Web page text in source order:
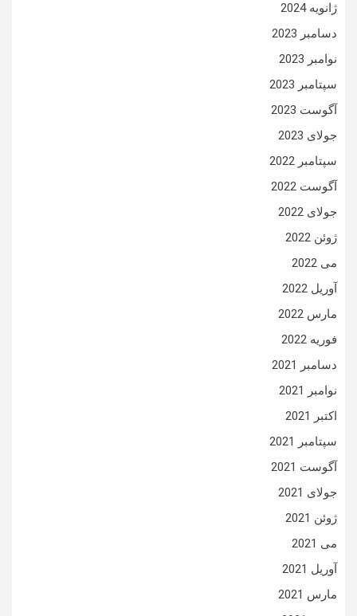
ژانویه 2024
دسامبر 2023
نوامبر 2023
سپتامبر 2023
آگوست 2023
جولای 2023
سپتامبر 2022
آگوست 2022
جولای 2022
ژوئن 2022
می 2022
آوریل 2022
مارس 2022
فوریه 2022
دسامبر 2021
نوامبر 2021
اکتبر 2021
سپتامبر 2021
آگوست 2021
جولای 2021
ژوئن 2021
می 2021
آوریل 2021
مارس 2021